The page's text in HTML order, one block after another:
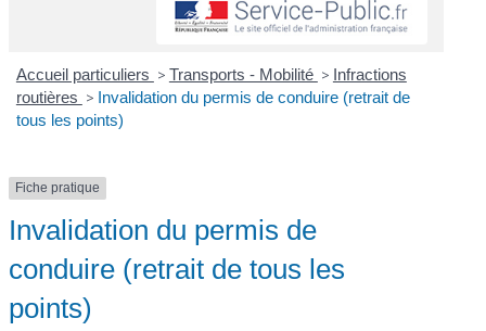
Accueil particuliers > Transports - Mobilité > Infractions
routières > Invalidation du permis de conduire (retrait de
tous les points)
Fiche pratique
Invalidation du permis de
conduire (retrait de tous les
points)